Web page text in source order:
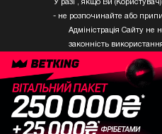
У разі , якщо Ви
- не розпочинайте або
Адміністрація Сайту не
законність
Користувачем, який не
Твори Getty Images, що
бути використані
дозволу ТОВ